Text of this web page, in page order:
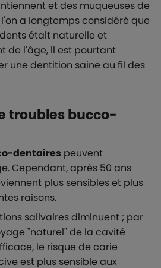
et des muqueuses de
a longtemps considéré que
était naturelle et
de l'âge, il est pourtant
une dentition saine au fil des
troubles bucco-
dentaires peuvent
Cependant, après 50 ans
plus sensibles et plus
raisons.
salivaires diminuent ; par
"naturel" de la cavité
le risque de carie
est plus sensible aux